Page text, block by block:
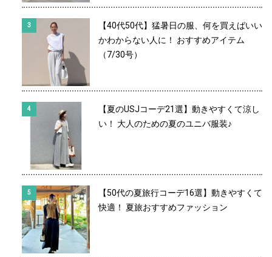
【40代50代】猛暑日の服、何を買えばいい
かわからない人に！ おすすめアイテム
（7/30号）
【夏のUSJコーデ21選】動きやすくて涼し
い！ 大人のための夏のユニバ服装♪
【50代の夏旅行コーデ16選】動きやすくて
快適！ 夏旅おすすめファッション